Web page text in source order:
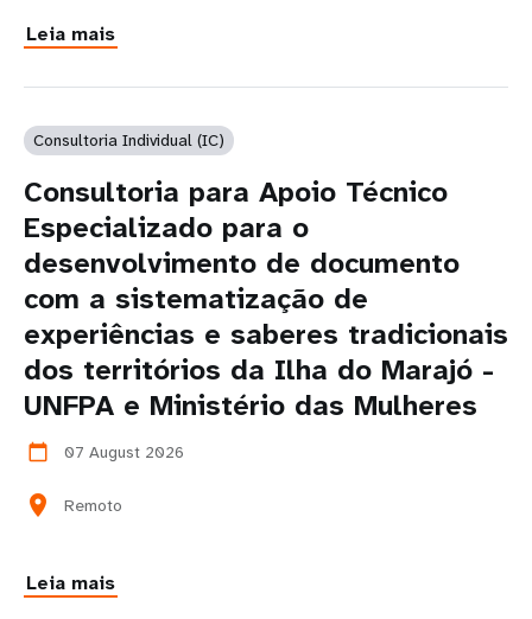
Leia mais
Consultoria Individual (IC)
Consultoria para Apoio Técnico
Especializado para o
desenvolvimento de documento
com a sistematização de
experiências e saberes tradicionais
dos territórios da Ilha do Marajó -
UNFPA e Ministério das Mulheres
calendar_today 07 August 2026
location_on Remoto
Leia mais